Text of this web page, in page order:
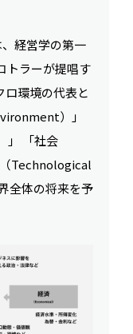
経営学の第一
トラーが提唱す
ロ環境の代表と
）」
」 「社会
Technological
全体の将来を予